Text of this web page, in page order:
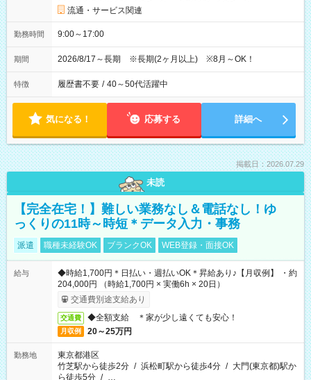
流通・サービス関連
勤務時間 9:00～17:00
期間 2026/8/17～長期 ※長期(2ヶ月以上) ※8月～OK！
特徴 履歴書不要 / 40～50代活躍中
気になる！ 応募する 詳細へ
掲載日：2026.07.29
未読
【完全在宅！】難しい業務なし＆電話なし！ゆ
っくりの11時～時短＊データ入力・事務
派遣 職種未経験OK ブランクOK WEB登録・面接OK
給与
◆時給1,700円＊日払い・週払いOK＊昇給あり♪【月収例】 ・約
204,000円 （時給1,700円 × 実働6h × 20日）
交通費別途支給あり
交通費 ◆全額支給 ＊家が少し遠くても安心！
月収例 20～25万円
勤務地
東京都港区
竹芝駅から徒歩2分 / 浜松町駅から徒歩4分 / 大門(東京都)駅か
ら徒歩5分 / …